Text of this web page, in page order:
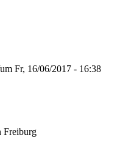
Fr, 16/06/2017 - 16:38
Freiburg